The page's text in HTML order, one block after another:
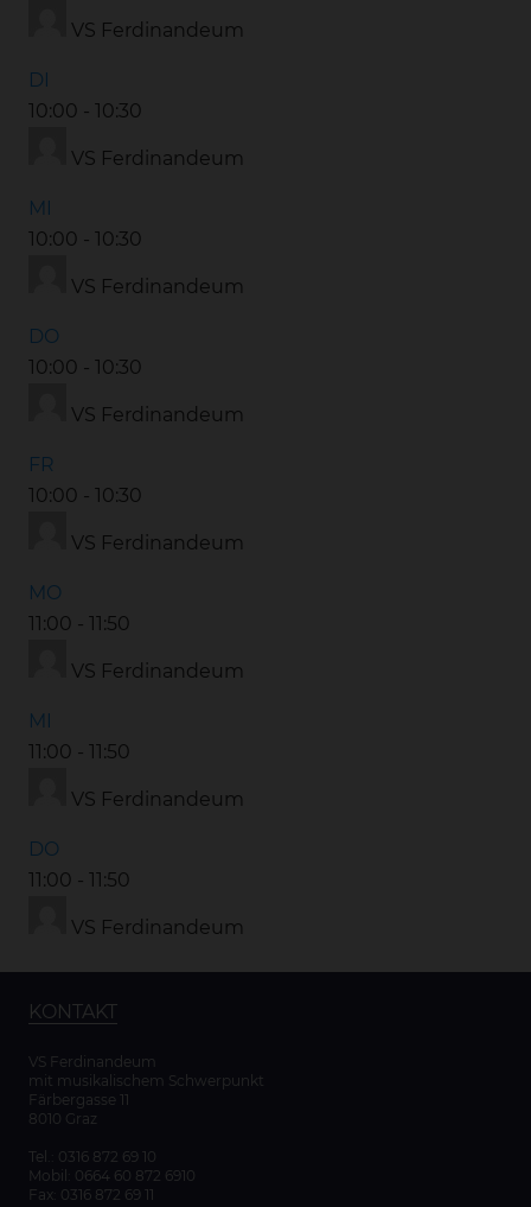
VS Ferdinandeum
DI
10:00 - 10:30
VS Ferdinandeum
MI
10:00 - 10:30
VS Ferdinandeum
DO
10:00 - 10:30
VS Ferdinandeum
FR
10:00 - 10:30
VS Ferdinandeum
MO
11:00 - 11:50
VS Ferdinandeum
MI
11:00 - 11:50
VS Ferdinandeum
DO
11:00 - 11:50
VS Ferdinandeum
KONTAKT
VS Ferdinandeum
mit musikalischem Schwerpunkt
Färbergasse 11
8010 Graz
Tel.: 0316 872 69 10
Mobil: 0664 60 872 6910
Fax: 0316 872 69 11